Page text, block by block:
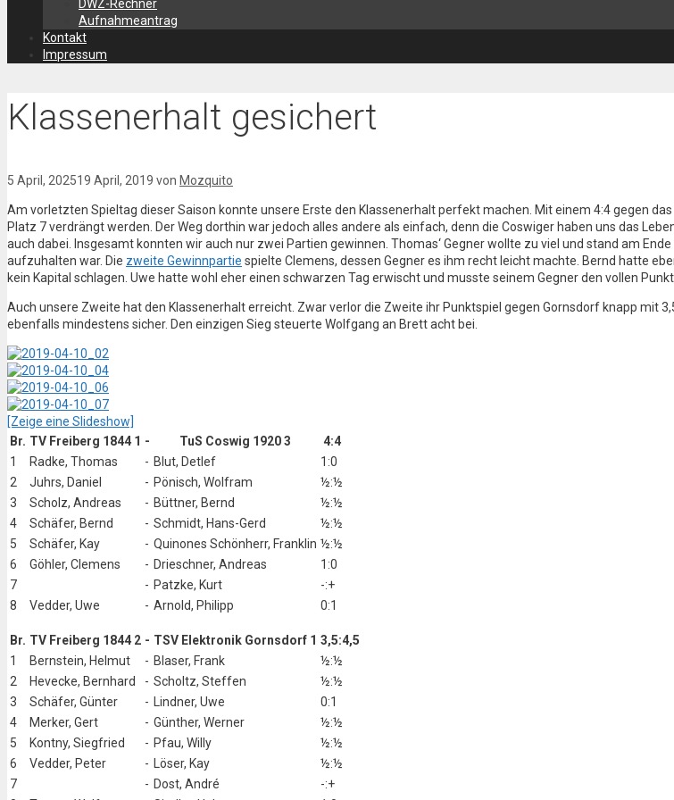
DWZ-Rechner
Aufnahmeantrag
Kontakt
Impressum
Klassenerhalt gesichert
5 April, 202519 April, 2019 von Mozquito
Am vorletzten Spieltag dieser Saison konnte unsere Erste den Klassenerhalt perfekt machen. Mit einem 4:4 gegen
Platz 7 verdrängt werden. Der Weg dorthin war jedoch alles andere als einfach, denn die Coswiger haben uns das
auch dabei. Insgesamt konnten wir auch nur zwei Partien gewinnen. Thomas‘ Gegner wollte zu viel und stand am
aufzuhalten war. Die zweite Gewinnpartie spielte Clemens, dessen Gegner es ihm recht leicht machte. Bernd hatte
kein Kapital schlagen. Uwe hatte wohl eher einen schwarzen Tag erwischt und musste seinem Gegner den vollen
Auch unsere Zweite hat den Klassenerhalt erreicht. Zwar verlor die Zweite ihr Punktspiel gegen Gornsdorf knapp mit
ebenfalls mindestens sicher. Den einzigen Sieg steuerte Wolfgang an Brett acht bei.
[Zeige eine Slideshow]
Br. TV Freiberg 1844 1 - TuS Coswig 1920 3
4:4
1
Radke, Thomas - Blut, Detlef
1:0
2
Juhrs, Daniel - Pönisch, Wolfram
½:½
3
Scholz, Andreas - Büttner, Bernd
½:½
4
Schäfer, Bernd - Schmidt, Hans-Gerd
½:½
5
Schäfer, Kay - Quinones Schönherr, Franklin ½:½
6
Göhler, Clemens - Drieschner, Andreas
1:0
7
- Patzke, Kurt
-:+
8
Vedder, Uwe - Arnold, Philipp 0:1
Br. TV Freiberg 1844 2 - TSV Elektronik Gornsdorf 1 3,5:4,5
1
Bernstein, Helmut - Blaser, Frank
½:½
2
Hevecke, Bernhard - Scholtz, Steffen
½:½
3
Schäfer, Günter - Lindner, Uwe
0:1
4
Merker, Gert - Günther, Werner
½:½
5
Kontny, Siegfried - Pfau, Willy
½:½
6
Vedder, Peter - Löser, Kay
½:½
7
- Dost, André
-:+